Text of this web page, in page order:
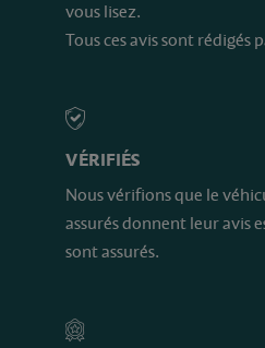
vous lisez.
Tous ces avis sont rédigés
VÉRIFIÉS
Nous vérifions que le
assurés donnent leur avis
sont assurés.